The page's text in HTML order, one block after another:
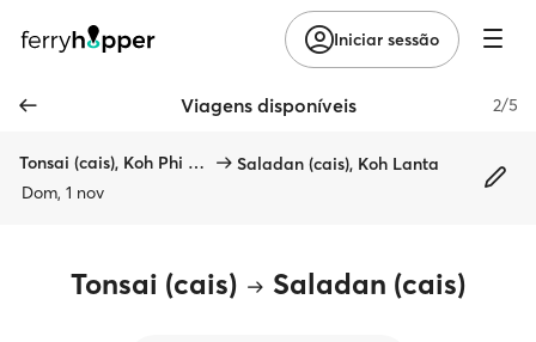
Iniciar sessão
Viagens disponíveis 2/5
Tonsai (cais), Koh Phi Phi
Saladan (cais), Koh Lanta
Dom, 1 nov
Tonsai (cais) Saladan (cais)